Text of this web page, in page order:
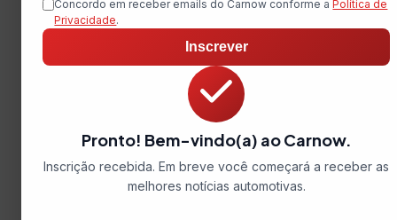
Concordo em receber emails do Carnow conforme a Política de
Privacidade.
Inscrever
Pronto! Bem-vindo(a) ao Carnow.
Inscrição recebida. Em breve você começará a receber as
melhores notícias automotivas.